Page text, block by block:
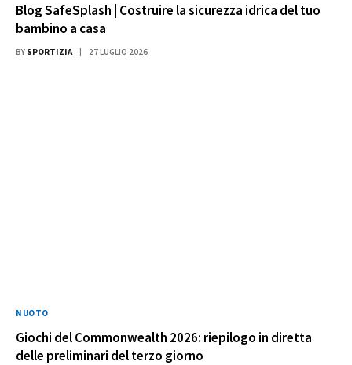
Blog SafeSplash | Costruire la sicurezza idrica del tuo
bambino a casa
BY SPORTIZIA 27 LUGLIO 2026
NUOTO
Giochi del Commonwealth 2026: riepilogo in diretta
delle preliminari del terzo giorno